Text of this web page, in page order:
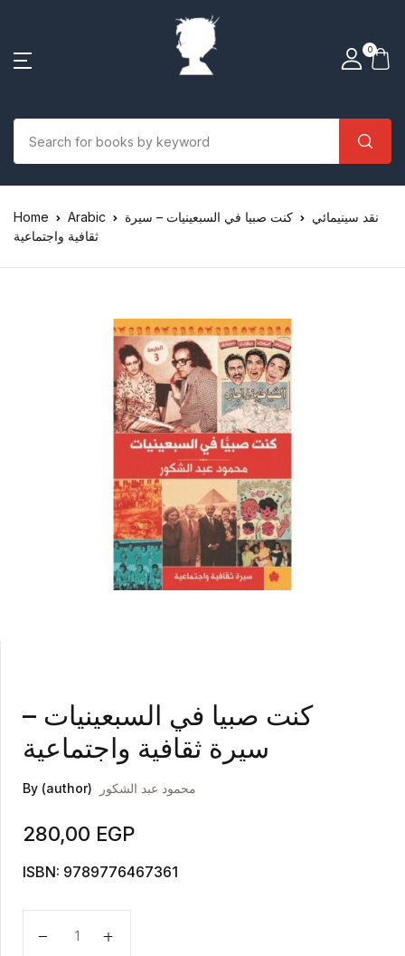
0
Home Arabic نقد سينيمائي
كنت صبيا في السبعينيات – سيرة
ثقافية واجتماعية
كنت صبيا في السبعينيات –
سيرة ثقافية واجتماعية
By (author) محمود عبد الشكور
280,00 EGP
ISBN: 9789776467361